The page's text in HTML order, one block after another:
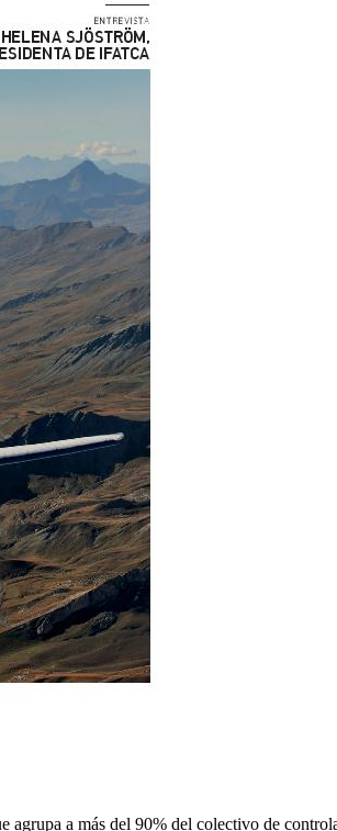
a más del 90% del colectivo de